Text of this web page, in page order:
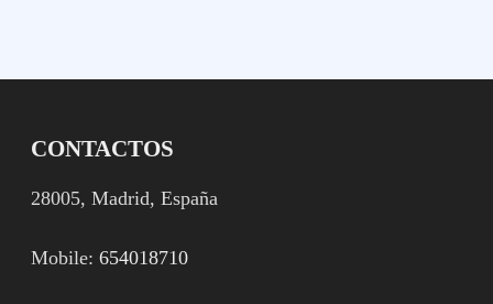
CONTACTOS
28005, Madrid, España
Mobile:654018710